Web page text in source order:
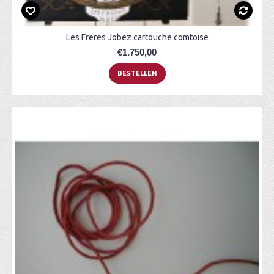
Les Freres Jobez cartouche comtoise
€1.750,00
BESTELLEN